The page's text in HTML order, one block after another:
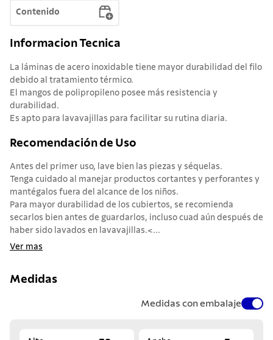
Contenido
Informacion Tecnica
La láminas de acero inoxidable tiene mayor durabilidad del filo
debido al tratamiento térmico.
El mangos de polipropileno posee más resistencia y
durabilidad.
Es apto para lavavajillas para facilitar su rutina diaria.
Recomendación de Uso
Antes del primer uso, lave bien las piezas y séquelas.
Tenga cuidado al manejar productos cortantes y perforantes y
mantégalos fuera del alcance de los niños.
Para mayor durabilidad de los cubiertos, se recomienda
secarlos bien antes de guardarlos, incluso cuad aún después de
haber sido lavados en lavavajillas.<...
Ver mas
Medidas
Medidas con embalaje